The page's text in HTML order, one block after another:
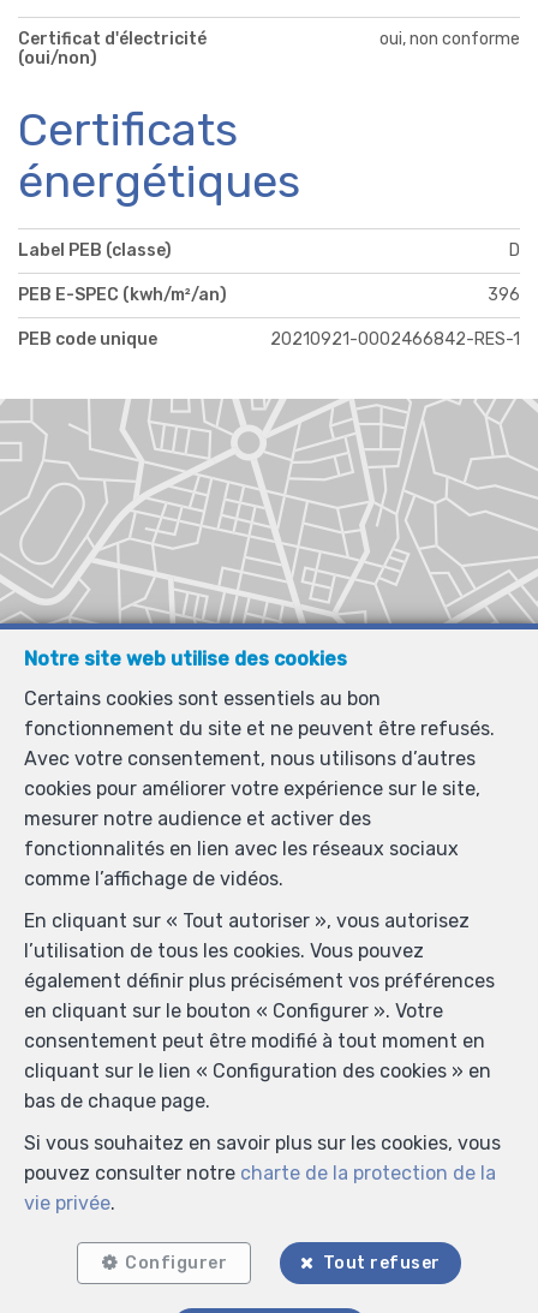
Certificat d'électricité
(oui/non)
oui, non conforme
Certificats
énergétiques
Label PEB (classe) D
PEB E-SPEC (kwh/m²/an) 396
PEB code unique 20210921-0002466842-RES-1
Notre site web utilise des cookies
Certains cookies sont essentiels au bon
fonctionnement du site et ne peuvent être refusés.
Avec votre consentement, nous utilisons d’autres
cookies pour améliorer votre expérience sur le site,
mesurer notre audience et activer des
fonctionnalités en lien avec les réseaux sociaux
comme l’affichage de vidéos.
En cliquant sur « Tout autoriser », vous autorisez
l’utilisation de tous les cookies. Vous pouvez
également définir plus précisément vos préférences
en cliquant sur le bouton « Configurer ». Votre
consentement peut être modifié à tout moment en
cliquant sur le lien « Configuration des cookies » en
bas de chaque page.
Si vous souhaitez en savoir plus sur les cookies, vous
pouvez consulter notre charte de la protection de la
vie privée.
Configurer Tout refuser